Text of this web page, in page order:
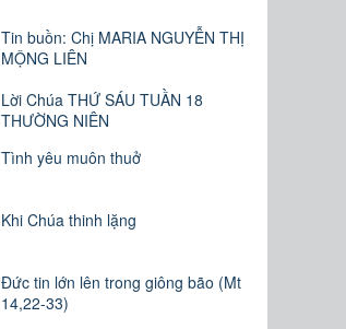
Tin buồn: Chị MARIA NGUYỄN THỊ
MỘNG LIÊN
Lời Chúa THỨ SÁU TUẦN 18
THƯỜNG NIÊN
Tình yêu muôn thuở
Khi Chúa thinh lặng
Đức tin lớn lên trong giông bão (Mt
14,22-33)